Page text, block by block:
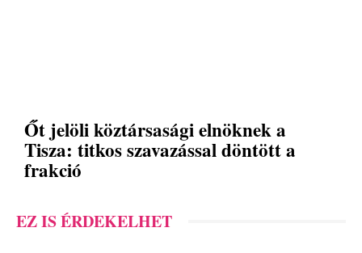
Őt jelöli köztársasági elnöknek a
Tisza: titkos szavazással döntött a
frakció
EZ IS ÉRDEKELHET